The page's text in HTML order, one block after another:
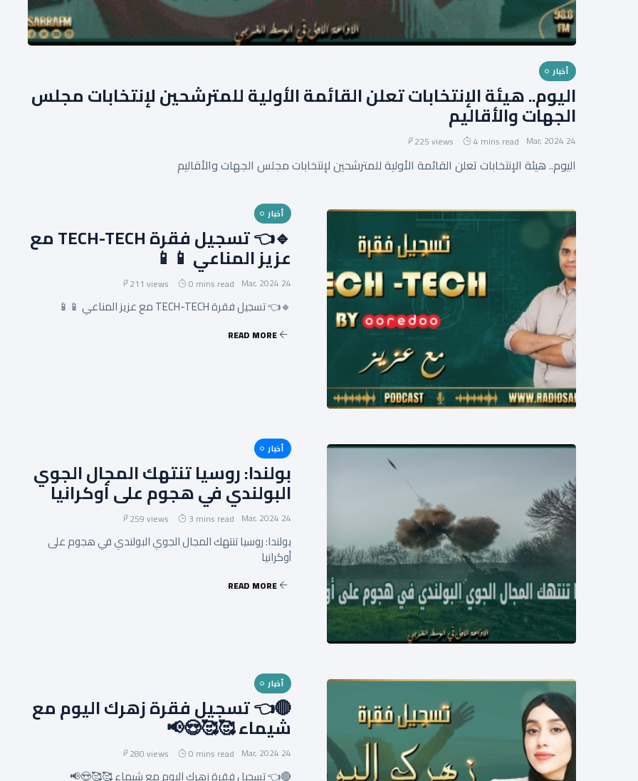
أخبار
اليوم.. هيئة الإنتخابات تعلن القائمة الأولية للمترشحين لإنتخابات مجلس
الجهات والأقاليم
24 Mar, 2024
4 mins read
225 views
اليوم.. هيئة الإنتخابات تعلن القائمة الأولية للمترشحين لإنتخابات مجلس الجهات والأقاليم
أخبار
🔹👈 تسجيل فقرة TECH-TECH مع
عزيز المناعي 📱📱
24 Mar, 2024
0 mins read
211 views
🔹👈 تسجيل فقرة TECH-TECH مع عزيز المناعي 📱📱
READ MORE
أخبار
بولندا: روسيا تنتهك المجال الجوي
البولندي في هجوم على أوكرانيا
24 Mar, 2024
3 mins read
259 views
بولندا: روسيا تنتهك المجال الجوي البولندي في هجوم على
أوكرانيا
READ MORE
أخبار
🔴👈 تسجيل فقرة زهرك اليوم مع
شيماء 🥰🥰😍📢
24 Mar, 2024
0 mins read
280 views
🔴👈 تسجيل فقرة زهرك اليوم مع شيماء 🥰🥰😍📢